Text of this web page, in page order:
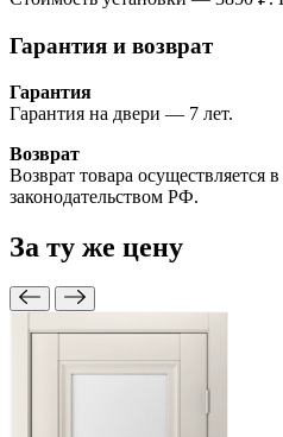
Гарантия и возврат
Гарантия
Гарантия на двери — 7 лет.
Возврат
Возврат товара осуществляется
законодательством РФ.
За ту же цену